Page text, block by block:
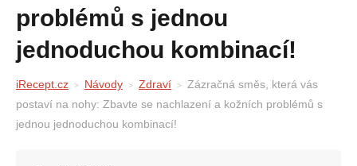
problémů s jednou
jednoduchou kombinací!
iRecept.cz Návody Zdraví
Zázračná směs, která vás
postaví na nohy: Zbavte se nachlazení a kožních problémů s
jednou jednoduchou kombinací!